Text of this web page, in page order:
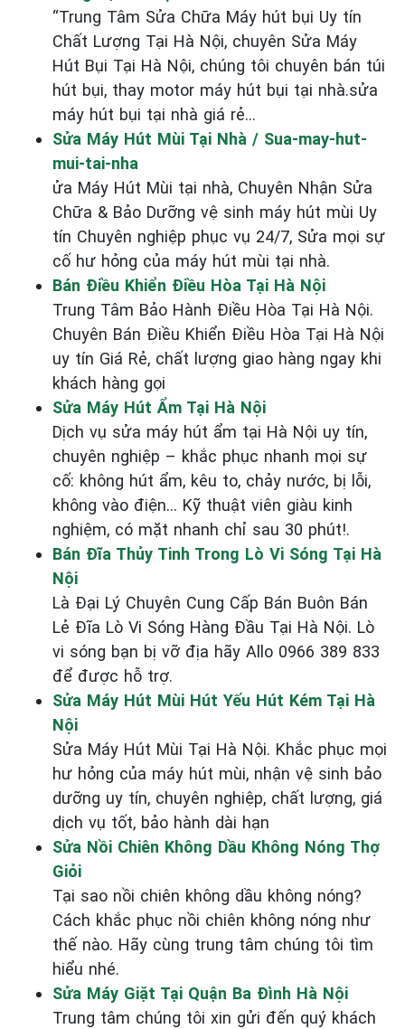
“Trung Tâm Sửa Chữa Máy hút bụi Uy tín
Chất Lượng Tại Hà Nội, chuyên Sửa Máy
Hút Bụi Tại Hà Nội, chúng tôi chuyên bán túi
hút bụi, thay motor máy hút bụi tại nhà.sửa
máy hút bụi tại nhà giá rẻ...
Sửa Máy Hút Mùi Tại Nhà / Sua-may-hut-
mui-tai-nha
ửa Máy Hút Mùi tại nhà, Chuyên Nhận Sửa
Chữa & Bảo Dưỡng vệ sinh máy hút mùi Uy
tín Chuyên nghiệp phục vụ 24/7, Sửa mọi sự
cố hư hỏng của máy hút mùi tại nhà.
Bán Điều Khiển Điều Hòa Tại Hà Nội
Trung Tâm Bảo Hành Điều Hòa Tại Hà Nội.
Chuyên Bán Điều Khiển Điều Hòa Tại Hà Nội
uy tín Giá Rẻ, chất lượng giao hàng ngay khi
khách hàng gọi
Sửa Máy Hút Ẩm Tại Hà Nội
Dịch vụ sửa máy hút ẩm tại Hà Nội uy tín,
chuyên nghiệp – khắc phục nhanh mọi sự
cố: không hút ẩm, kêu to, chảy nước, bị lỗi,
không vào điện… Kỹ thuật viên giàu kinh
nghiệm, có mặt nhanh chỉ sau 30 phút!.
Bán Đĩa Thủy Tinh Trong Lò Vi Sóng Tại Hà
Nội
Là Đại Lý Chuyên Cung Cấp Bán Buôn Bán
Lẻ Đĩa Lò Vi Sóng Hàng Đầu Tại Hà Nội. Lò
vi sóng bạn bị vỡ địa hãy Allo 0966 389 833
để được hỗ trợ.
Sửa Máy Hút Mùi Hút Yếu Hút Kém Tại Hà
Nội
Sửa Máy Hút Mùi Tại Hà Nội. Khắc phục mọi
hư hỏng của máy hút mùi, nhận vệ sinh bảo
dưỡng uy tín, chuyên nghiệp, chất lượng, giá
dịch vụ tốt, bảo hành dài hạn
Sửa Nồi Chiên Không Dầu Không Nóng Thợ
Giỏi
Tại sao nồi chiên không dầu không nóng?
Cách khắc phục nồi chiên không nóng như
thế nào. Hãy cùng trung tâm chúng tôi tìm
hiểu nhé.
Sửa Máy Giặt Tại Quận Ba Đình Hà Nội
Trung tâm chúng tôi xin gửi đến quý khách